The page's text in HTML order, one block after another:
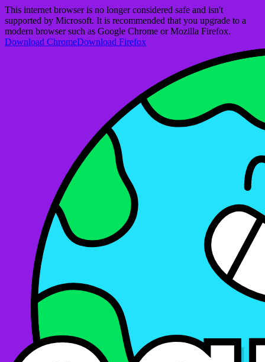
This internet browser is no longer considered safe and isn't
supported by Microsoft. It is recommended that you upgrade to a
modern browser such as Google Chrome or Mozilla Firefox.
Download ChromeDownload Firefox